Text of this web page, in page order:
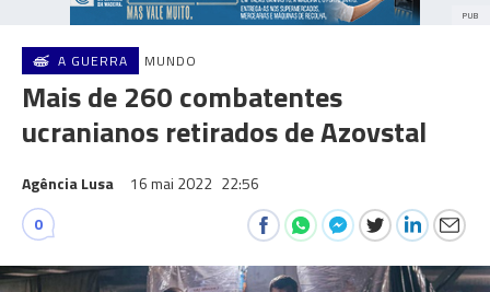
PUB
A GUERRA MUNDO
Mais de 260 combatentes
ucranianos retirados de Azovstal
Agência Lusa 16 mai 2022 22:56
0